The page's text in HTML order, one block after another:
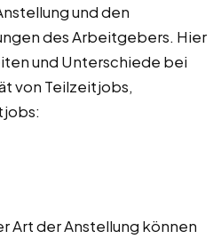
und den
des Arbeitgebers. Hier
und Unterschiede bei
von Teilzeitjobs,
Art der Anstellung können